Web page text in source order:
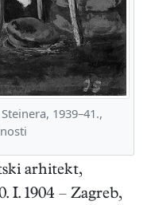
1939–41.,
arhitekt,
I. 1904 – Zagreb,